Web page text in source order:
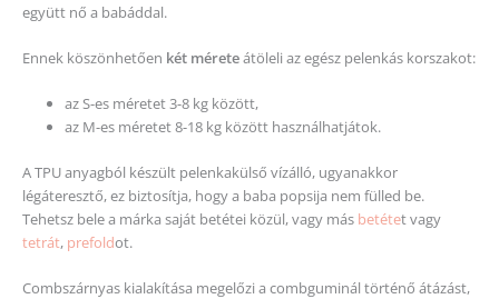
együtt nő a babáddal.
Ennek köszönhetően két méreteátöleli az egész pelenkás korszakot:
az S-es méretet 3-8 kg között,
az M-es méretet 8-18 kg között használhatjátok.
A TPU anyagból készült pelenkakülső vízálló, ugyanakkor
légáteresztő, ez biztosítja, hogy a baba popsija nem fülled be.
Tehetsz bele a márka saját betétei közül, vagy más betétet vagy
tetrát, prefoldot.
Combszárnyas kialakítása megelőzi a combguminál történő átázást,